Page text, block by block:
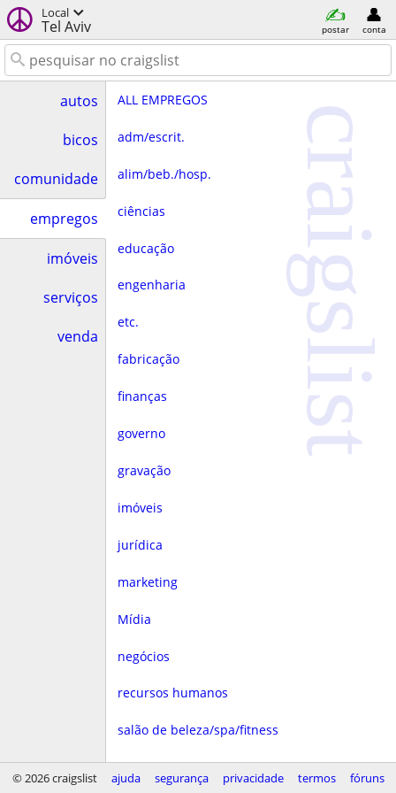
Local
Tel Aviv postar conta
autos
bicos
comunidade
empregos
imóveis
serviços
venda
ALL EMPREGOS
adm/escrit.
alim/beb./hosp.
ciências
educação
engenharia
etc.
fabricação
finanças
governo
gravação
imóveis
jurídica
marketing
Mídia
negócios
recursos humanos
salão de beleza/spa/fitness
saúde
craigslist
© 2026 craigslist ajuda segurança privacidade termos fóruns